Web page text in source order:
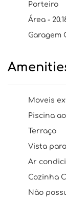
Porteiro
Área -
Garagem
Moveis
Piscina
Terraço
Vista
Ar
Cozinha
Não